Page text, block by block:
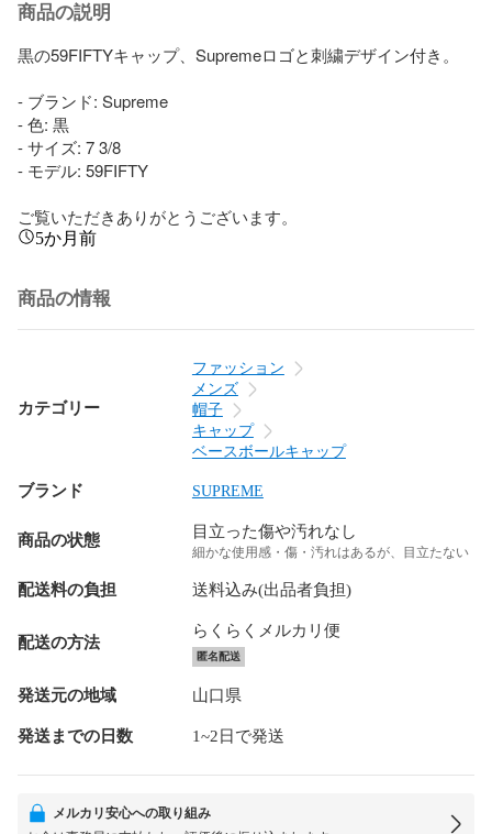
商品の説明
黒の59FIFTYキャップ、Supremeロゴと刺繍デザイン付き。
- ブランド: Supreme
- 色: 黒
- サイズ: 7 3/8
- モデル: 59FIFTY
ご覧いただきありがとうございます。
5か月前
商品の情報
カテゴリー
ファッション
メンズ
帽子
キャップ
ベースボールキャップ
ブランド SUPREME
商品の状態 目立った傷や汚れなし
細かな使用感・傷・汚れはあるが、目立たない
配送料の負担 送料込み(出品者負担)
配送の方法
らくらくメルカリ便
匿名配送
発送元の地域 山口県
発送までの日数 1~2日で発送
メルカリ安心への取り組み